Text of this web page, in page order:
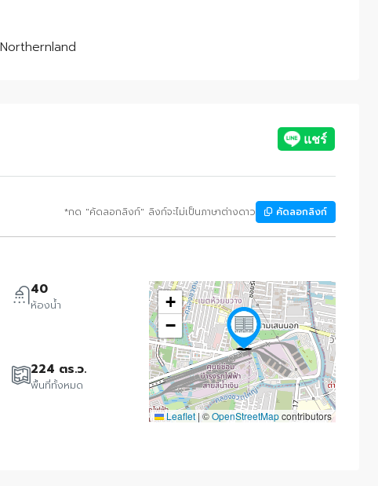
*กด "คัดลอกลิงก์" ลิงก์จะไม่เป็นภาษาต่างดาว คัดลอกลิงก์
40
ห้องน้ำ
224 ตร.ว.
พื้นที่ทั้งหมด
+
−
Leaflet | ©OpenStreetMapcontributors